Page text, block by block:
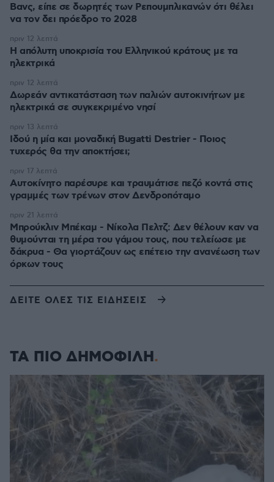
Βανς, είπε σε δωρητές των Ρεπουμπλικανών ότι θέλει
να τον δει πρόεδρο το 2028
Η απόλυτη υποκρισία του Ελληνικού κράτους με τα
ηλεκτρικά
πριν 12 λεπτά
Δωρεάν αντικατάσταση των παλιών αυτοκινήτων με
ηλεκτρικά σε συγκεκριμένο νησί
πριν 12 λεπτά
Ιδού η μία και μοναδική Bugatti Destrier - Ποιος
τυχερός θα την αποκτήσει;
πριν 13 λεπτά
Αυτοκίνητο παρέσυρε και τραυμάτισε πεζό κοντά στις
γραμμές των τρένων στον Δενδροπόταμο
πριν 17 λεπτά
Μπρούκλιν Μπέκαμ - Νίκολα Πελτζ: Δεν θέλουν καν να
θυμούνται τη μέρα του γάμου τους, που τελείωσε με
δάκρυα - Θα γιορτάζουν ως επέτειο την ανανέωση των
όρκων τους
πριν 21 λεπτά
ΔΕΙΤΕ ΟΛΕΣ ΤΙΣ ΕΙΔΗΣΕΙΣ
ΤΑ ΠΙΟ ΔΗΜΟΦΙΛΗ